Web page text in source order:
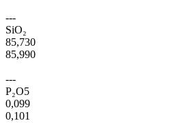
---
SiO₂
85,730
85,990
---
P₂O5
0,099
0,101